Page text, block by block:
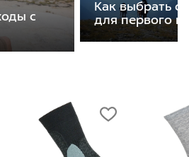
с
Как выбрать
для первого